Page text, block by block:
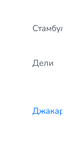
Стамбул
Дели
Джакарта